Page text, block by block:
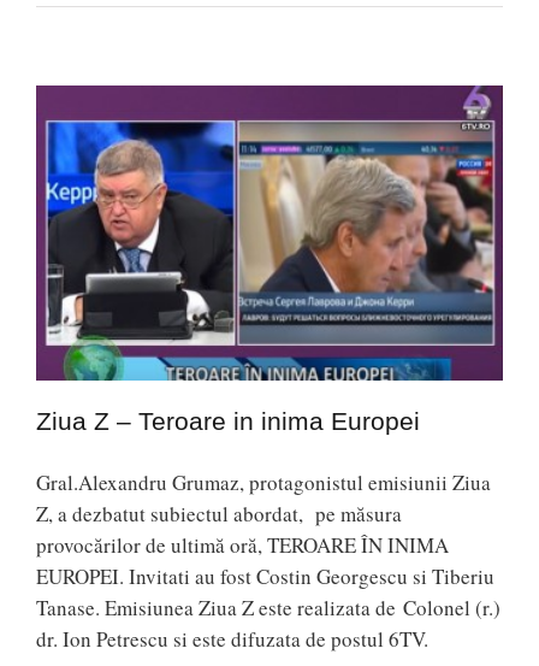
Ziua Z – Teroare in inima Europei
Gral.Alexandru Grumaz, protagonistul emisiunii Ziua
Z, a dezbatut subiectul abordat, pe măsura
provocărilor de ultimă oră, TEROARE ÎN INIMA
EUROPEI. Invitati au fost Costin Georgescu si Tiberiu
Tanase. Emisiunea Ziua Z este realizata de Colonel (r.)
dr. Ion Petrescu si este difuzata de postul 6TV.